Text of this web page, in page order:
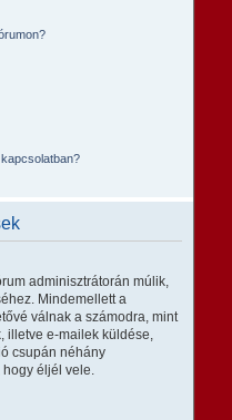
adminisztrátorán múlik,
Mindemellett a
válnak a számodra, mint
illetve e-mailek küldése,
csupán néhány
éljél vele.